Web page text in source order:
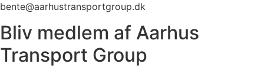
bente@aarhustransportgroup.dk
Bliv medlem af Aarhus
Transport Group